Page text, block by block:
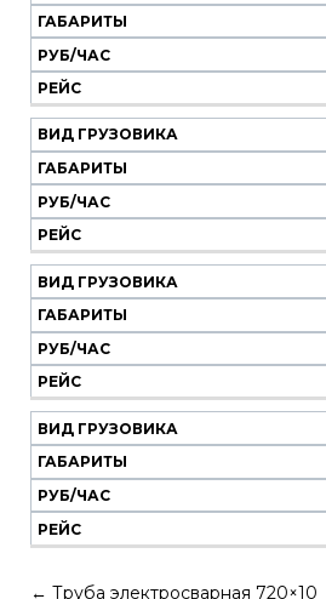
ГАБАРИТЫ
РУБ/ЧАС
РЕЙС
ВИД ГРУЗОВИКА
ГАБАРИТЫ
РУБ/ЧАС
РЕЙС
ВИД ГРУЗОВИКА
ГАБАРИТЫ
РУБ/ЧАС
РЕЙС
ВИД ГРУЗОВИКА
ГАБАРИТЫ
РУБ/ЧАС
РЕЙС
← Труба электросварная 720×10